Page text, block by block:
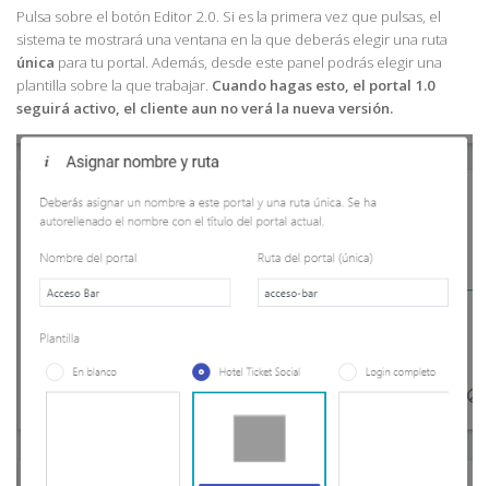
Pulsa sobre el botón Editor 2.0. Si es la primera vez que pulsas, el
sistema te mostrará una ventana en la que deberás elegir una ruta
única para tu portal. Además, desde este panel podrás elegir una
plantilla sobre la que trabajar. Cuando hagas esto, el portal 1.0
seguirá activo, el cliente aun no verá la nueva versión.